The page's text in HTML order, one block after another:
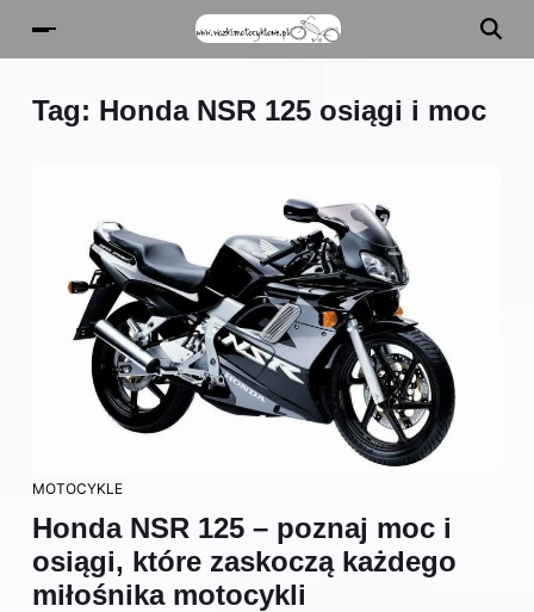
Tag: Honda NSR 125 osiągi i moc
MOTOCYKLE
Honda NSR 125 – poznaj moc i
osiągi, które zaskoczą każdego
miłośnika motocykli